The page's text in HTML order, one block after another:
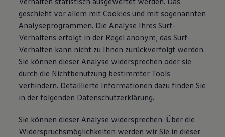
geschieht vor allem mit Cookies und mit sogenannten
Analyseprogrammen. Die Analyse Ihres Surf-
Verhaltens erfolgt in der Regel anonym; das Surf-
Verhalten kann nicht zu Ihnen zurückverfolgt werden.
Sie können dieser Analyse widersprechen oder sie
durch die Nichtbenutzung bestimmter Tools
verhindern. Detaillierte Informationen dazu finden Sie
in der folgenden Datenschutzerklärung.
Sie können dieser Analyse widersprechen. Über die
Widerspruchsmöglichkeiten werden wir Sie in dieser